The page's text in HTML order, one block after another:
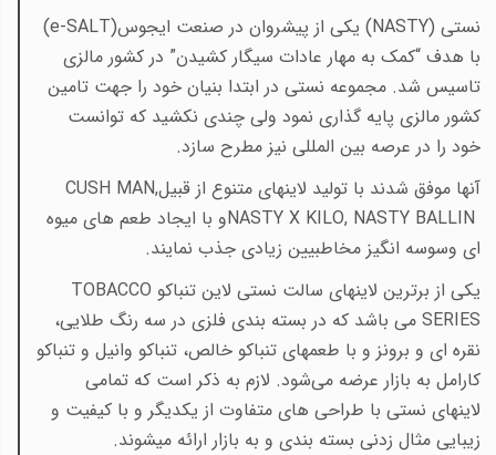
نستی(NASTY) یکی از پیشروان در صنعت ایجوس(e-SALT)
با هدف “کمک به مهار عادات سیگار کشیدن” در کشور مالزی
تاسیس شد. مجموعه نستی در ابتدا بنیان خود را جهت تامین
کشور مالزی پایه گذاری نمود ولی چندی نکشید که توانست
خود را در عرصه بین المللی نیز مطرح سازد.
آنها موفق شدند با تولید لاینهای متنوع از قبیلCUSH MAN,
NASTY X KILO, NASTY BALLINو با ایجاد طعم های میوه
ای وسوسه انگیز مخاطبیین زیادی جذب نمایند.
یکی از برترین لاینهای سالت نستی لاین تنباکو TOBACCO
SERIESمی باشد که در بسته بندی فلزی در سه رنگ طلایی،
نقره ای و برونز و با طعمهای تنباکو خالص، تنباکو وانیل و تنباکو
کارامل به بازار عرضه می‌شود. لازم به ذکر است که تمامی
لاینهای نستی با طراحی های متفاوت از یکدیگر و با کیفیت و
زیبایی مثال زدنی بسته بندی و به بازار ارائه میشوند.